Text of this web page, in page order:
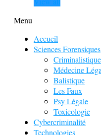
Menu
Accueil
Sciences Forensiques
Criminalistique
Médecine
Balistique
Les Faux
Psy Légale
Toxicologie
Cybercriminalité
Technologies